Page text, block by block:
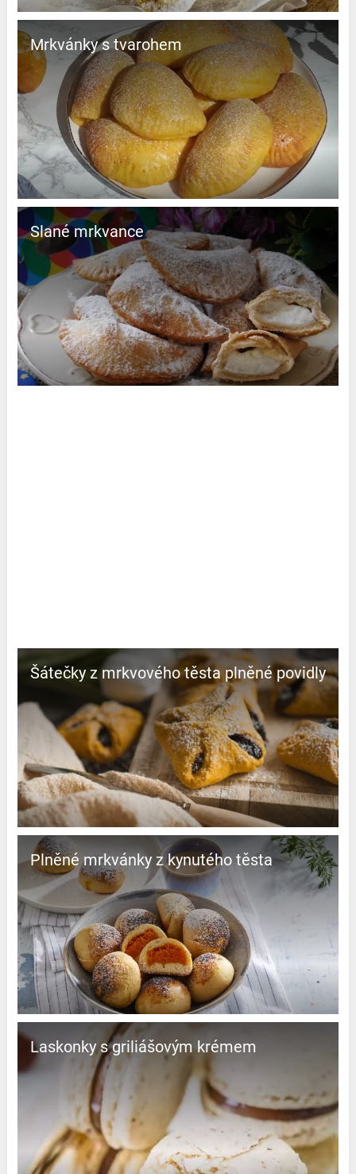
Mrkvánky s tvarohem
Slané mrkvance
Šátečky z mrkvového těsta plněné povidly
Plněné mrkvánky z kynutého těsta
Laskonky s griliášovým krémem